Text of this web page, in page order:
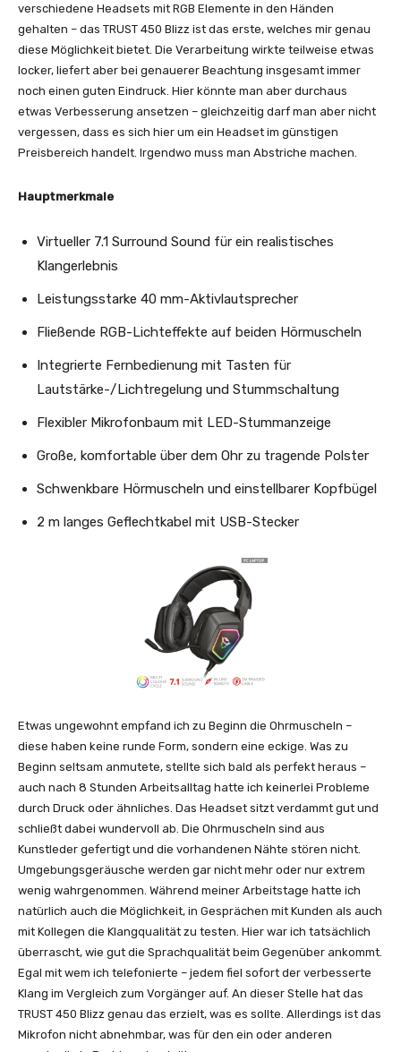
verschiedene Headsets mit RGB Elemente in den Händen
gehalten – das TRUST 450 Blizz ist das erste, welches mir genau
diese Möglichkeit bietet. Die Verarbeitung wirkte teilweise etwas
locker, liefert aber bei genauerer Beachtung insgesamt immer
noch einen guten Eindruck. Hier könnte man aber durchaus
etwas Verbesserung ansetzen – gleichzeitig darf man aber nicht
vergessen, dass es sich hier um ein Headset im günstigen
Preisbereich handelt. Irgendwo muss man Abstriche machen.
Hauptmerkmale
Virtueller 7.1 Surround Sound für ein realistisches
Klangerlebnis
Leistungsstarke 40 mm-Aktivlautsprecher
Fließende RGB-Lichteffekte auf beiden Hörmuscheln
Integrierte Fernbedienung mit Tasten für
Lautstärke-/Lichtregelung und Stummschaltung
Flexibler Mikrofonbaum mit LED-Stummanzeige
Große, komfortable über dem Ohr zu tragende Polster
Schwenkbare Hörmuscheln und einstellbarer Kopfbügel
2 m langes Geflechtkabel mit USB-Stecker
Etwas ungewohnt empfand ich zu Beginn die Ohrmuscheln –
diese haben keine runde Form, sondern eine eckige. Was zu
Beginn seltsam anmutete, stellte sich bald als perfekt heraus –
auch nach 8 Stunden Arbeitsalltag hatte ich keinerlei Probleme
durch Druck oder ähnliches. Das Headset sitzt verdammt gut und
schließt dabei wundervoll ab. Die Ohrmuscheln sind aus
Kunstleder gefertigt und die vorhandenen Nähte stören nicht.
Umgebungsgeräusche werden gar nicht mehr oder nur extrem
wenig wahrgenommen. Während meiner Arbeitstage hatte ich
natürlich auch die Möglichkeit, in Gesprächen mit Kunden als auch
mit Kollegen die Klangqualität zu testen. Hier war ich tatsächlich
überrascht, wie gut die Sprachqualität beim Gegenüber ankommt.
Egal mit wem ich telefonierte – jedem fiel sofort der verbesserte
Klang im Vergleich zum Vorgänger auf. An dieser Stelle hat das
TRUST 450 Blizz genau das erzielt, was es sollte. Allerdings ist das
Mikrofon nicht abnehmbar, was für den ein oder anderen